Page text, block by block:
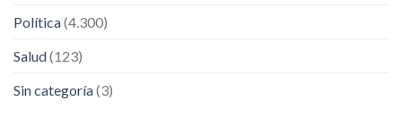
Política(4.300)
Salud(123)
Sin categoría(3)